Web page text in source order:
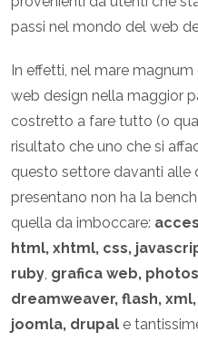
passi nel mondo del web
In effetti, nel mare
web design nella maggior
costretto a fare tutto (o
risultato che uno che si
questo settore davanti alle
presentano non ha la
quella da imboccare:
html, xhtml, css,
ruby, grafica web,
dreamweaver, flash,
joomla, drupal e